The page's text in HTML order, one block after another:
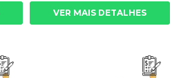
VER MAIS DETALHES